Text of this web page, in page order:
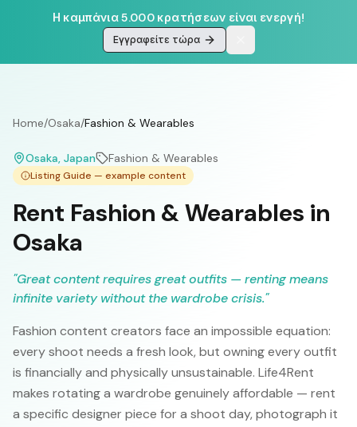
Η καμπάνια 5.000 κρατήσεων είναι ενεργή!
Εγγραφείτε τώρα
Home/Osaka/Fashion & Wearables
Osaka, Japan Fashion & Wearables
Listing Guide — example content
Rent Fashion & Wearables in
Osaka
"Great content requires great outfits — renting means
infinite variety without the wardrobe crisis."
Fashion content creators face an impossible equation:
every shoot needs a fresh look, but owning every outfit
is financially and physically unsustainable. Life4Rent
makes rotating a wardrobe genuinely affordable — rent
a specific designer piece for a shoot day, photograph it